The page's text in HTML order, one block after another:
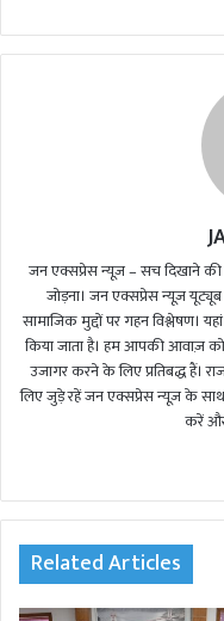
जन एक्सप्रेस न्यूज़ – सच दिखाने की
जोड़ना। जन एक्सप्रेस न्यूज़
सामाजिक मुद्दों पर गहन विश्लेषण।
किया जाता है। हम आपकी आवाज़
उजागर करने के लिए प्रतिबद्ध हैं।
लिए जुड़े रहें जन एक्सप्रेस न्यूज़ के
करें
Related Articles